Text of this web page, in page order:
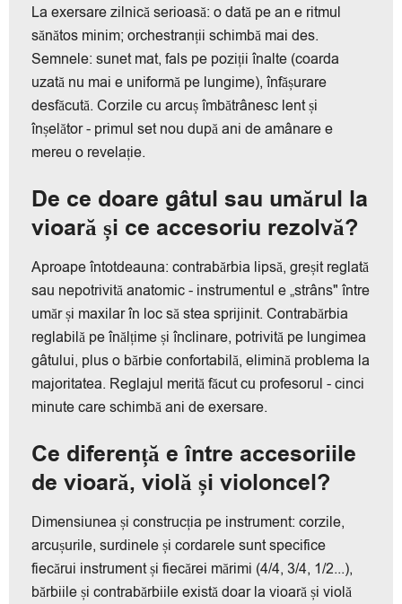
La exersare zilnică serioasă: o dată pe an e ritmul
sănătos minim; orchestranții schimbă mai des.
Semnele: sunet mat, fals pe poziții înalte (coarda
uzată nu mai e uniformă pe lungime), înfășurare
desfăcută. Corzile cu arcuș îmbătrânesc lent și
înșelător - primul set nou după ani de amânare e
mereu o revelație.
De ce doare gâtul sau umărul la
vioară și ce accesoriu rezolvă?
Aproape întotdeauna: contrabărbia lipsă, greșit reglată
sau nepotrivită anatomic - instrumentul e „strâns" între
umăr și maxilar în loc să stea sprijinit. Contrabărbia
reglabilă pe înălțime și înclinare, potrivită pe lungimea
gâtului, plus o bărbie confortabilă, elimină problema la
majoritatea. Reglajul merită făcut cu profesorul - cinci
minute care schimbă ani de exersare.
Ce diferență e între accesoriile
de vioară, violă și violoncel?
Dimensiunea și construcția pe instrument: corzile,
arcușurile, surdinele și cordarele sunt specifice
fiecărui instrument și fiecărei mărimi (4/4, 3/4, 1/2...),
bărbiile și contrabărbiile există doar la vioară și violă